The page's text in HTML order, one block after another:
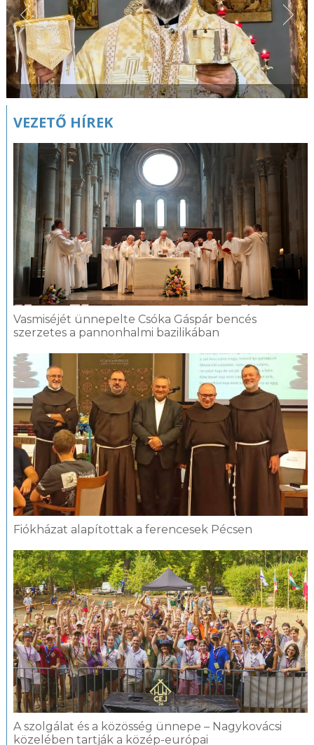
VEZETŐ HÍREK
Vasmiséjét ünnepelte Csóka Gáspár bencés
szerzetes a pannonhalmi bazilikában
Fiókházat alapítottak a ferencesek Pécsen
A szolgálat és a közösség ünnepe – Nagykovácsi
közelében tartják a közép-európai